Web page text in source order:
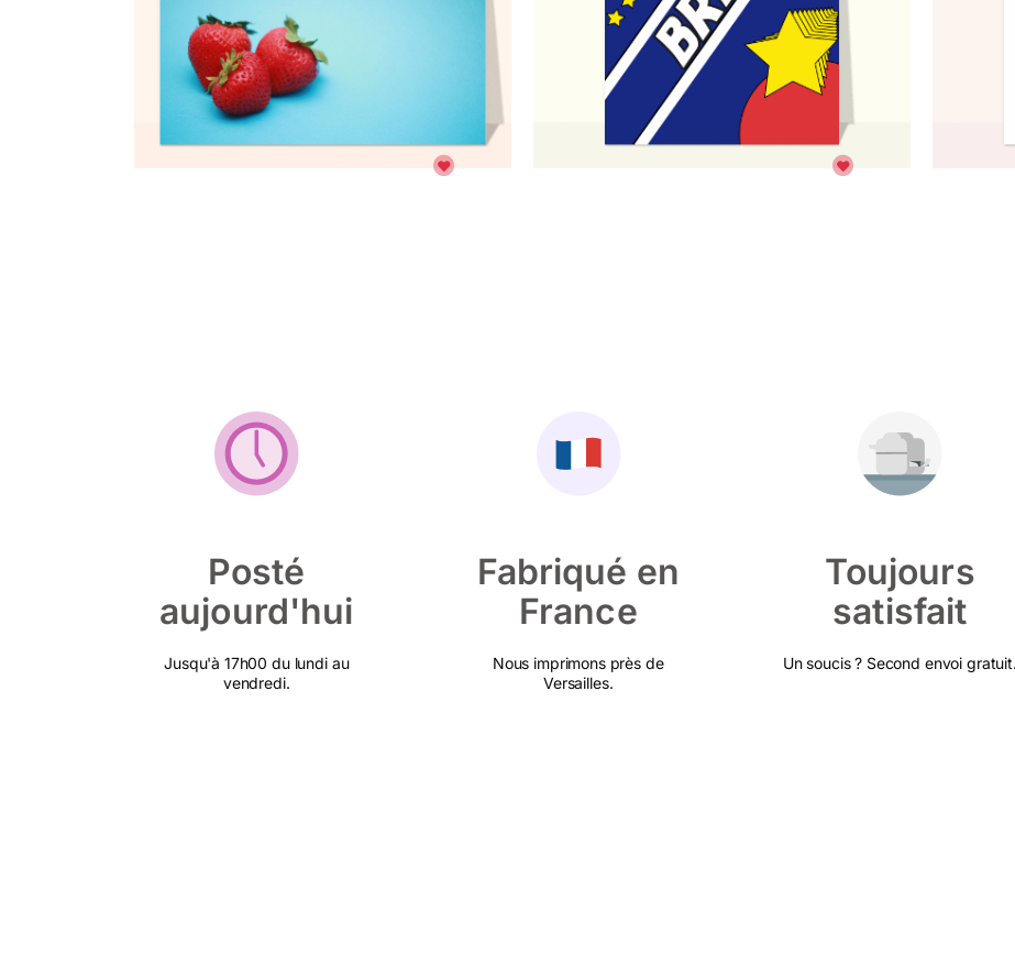
Posté
aujourd'hui
Jusqu'à 17h00 du lundi au
vendredi.
Fabriqué en
France
Nous imprimons près de
Versailles.
Toujours
satisfait
Un soucis ? Second envoi gratuit.